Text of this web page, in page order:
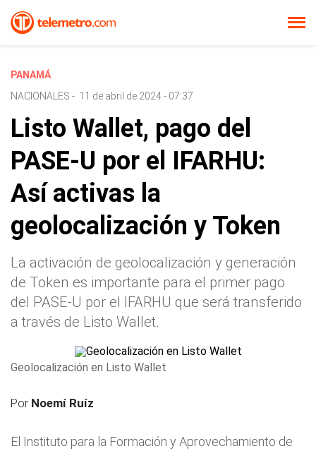
PANAMÁ
NACIONALES - 11 de abril de 2024 - 07:37
Listo Wallet, pago del
PASE-U por el IFARHU:
Así activas la
geolocalización y Token
La activación de geolocalización y generación
de Token es importante para el primer pago
del PASE-U por el IFARHU que será transferido
a través de Listo Wallet.
Geolocalización en Listo Wallet
Por Noemí Ruíz
El Instituto para la Formación y Aprovechamiento de